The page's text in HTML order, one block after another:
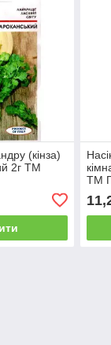
(кінза)
2г ТМ
ТМ